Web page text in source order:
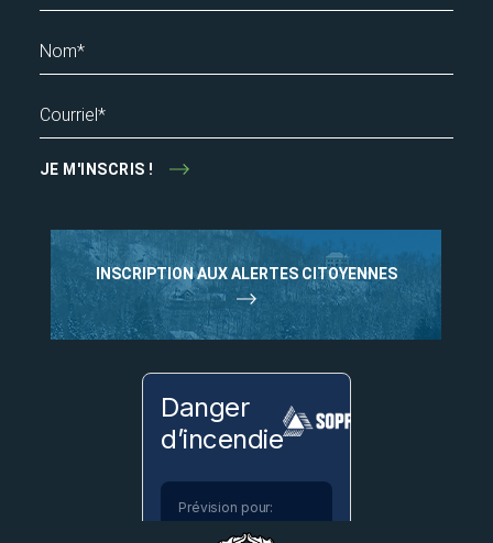
Nom*
Courriel*
JE M'INSCRIS !
INSCRIPTION AUX ALERTES CITOYENNES